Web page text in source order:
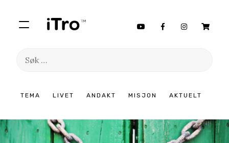
TEMA LIVET ANDAKT MISJON AKTUELT
Søk
innhold